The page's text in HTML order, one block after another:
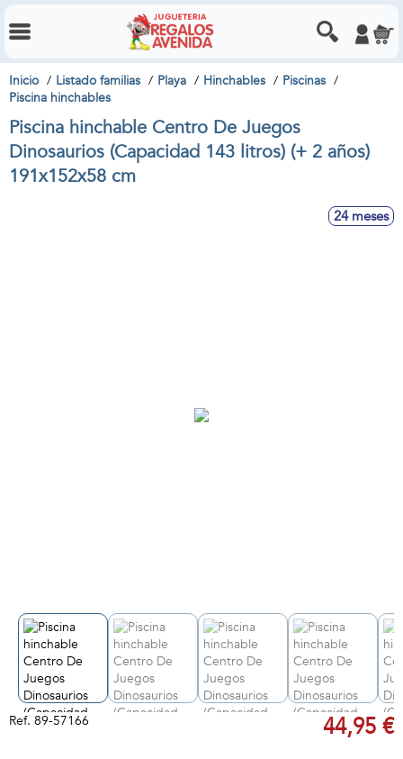
Inicio Listado familias Playa Hinchables
Piscinas
Piscina hinchables
Piscina hinchable Centro De Juegos
Dinosaurios (Capacidad 143 litros) (+ 2 años)
191x152x58 cm
24 meses
Ref. 89-57166 44,95 €